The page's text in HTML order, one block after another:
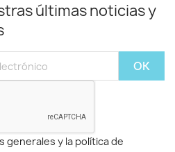
últimas noticias y
generales y la política de